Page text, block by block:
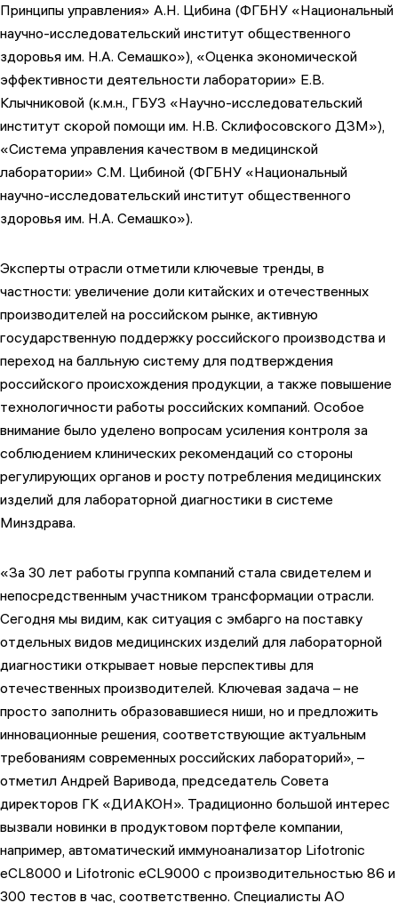
Принципы управления» А.Н. Цибина (ФГБНУ «Национальный
научно-исследовательский институт общественного
здоровья им. Н.А. Семашко»), «Оценка экономической
эффективности деятельности лаборатории» Е.В.
Клычниковой (к.м.н., ГБУЗ «Научно-исследовательский
институт скорой помощи им. Н.В. Склифосовского ДЗМ»),
«Система управления качеством в медицинской
лаборатории» С.М. Цибиной (ФГБНУ «Национальный
научно-исследовательский институт общественного
здоровья им. Н.А. Семашко»).
Эксперты отрасли отметили ключевые тренды, в
частности: увеличение доли китайских и отечественных
производителей на российском рынке, активную
государственную поддержку российского производства и
переход на балльную систему для подтверждения
российского происхождения продукции, а также повышение
технологичности работы российских компаний. Особое
внимание было уделено вопросам усиления контроля за
соблюдением клинических рекомендаций со стороны
регулирующих органов и росту потребления медицинских
изделий для лабораторной диагностики в системе
Минздрава.
«За 30 лет работы группа компаний стала свидетелем и
непосредственным участником трансформации отрасли.
Сегодня мы видим, как ситуация с эмбарго на поставку
отдельных видов медицинских изделий для лабораторной
диагностики открывает новые перспективы для
отечественных производителей. Ключевая задача – не
просто заполнить образовавшиеся ниши, но и предложить
инновационные решения, соответствующие актуальным
требованиям современных российских лабораторий», –
отметил Андрей Варивода, председатель Совета
директоров ГК «ДИАКОН». Традиционно большой интерес
вызвали новинки в продуктовом портфеле компании,
например, автоматический иммуноанализатор Lifotronic
eCL8000 и Lifotronic eCL9000 с производительностью 86 и
300 тестов в час, соответственно. Специалисты АО